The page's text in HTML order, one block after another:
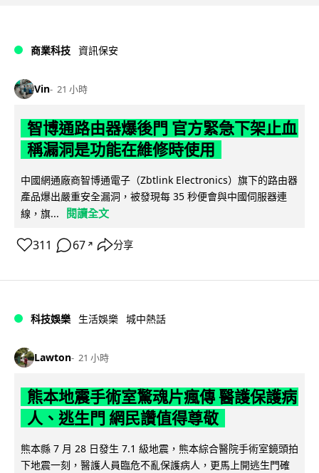
商業科技 資訊保安
Vin 21 小時
智博通路由器爆後門 官方緊急下架止血
稱漏洞是功能在維修時使用
中國網通廠商智博通電子（Zbtlink Electronics）旗下的路由器
產品爆出嚴重安全漏洞，被發現每 35 秒便會與中國伺服器連
線，旗...
閱讀全文
311 67 ↗ 分享
科技娛樂 生活娛樂 城中熱話
Lawton 21 小時
熊本地震手術室驚魂片瘋傳 醫護保護病
人、逃生門 網民讚值得尊敬
熊本縣 7 月 28 日發生 7.1 級地震，熊本綜合醫院手術室鏡頭拍
下地震一刻，醫護人員臨危不亂保護病人，更馬上開逃生門確